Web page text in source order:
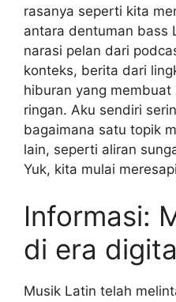
rasanya seperti kita
antara dentuman bass
narasi pelan dari
konteks, berita dari
hiburan yang
ringan. Aku sendiri
bagaimana satu topik
lain, seperti aliran
Yuk, kita mulai
Informasi:
di era
Musik Latin telah